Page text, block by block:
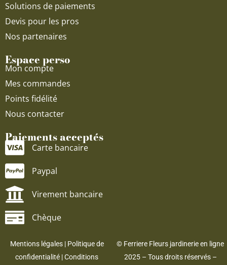
Solutions de paiements
Devis pour les pros
Nos partenaires
Espace perso
Mon compte
Mes commandes
Points fidélité
Nous contacter
Paiements acceptés
Carte bancaire
Paypal
Virement bancaire
Chèque
Mentions légales| Politique de
confidentialité |Conditions
© Ferriere Fleurs jardinerie en ligne
2025 – Tous droits réservés –